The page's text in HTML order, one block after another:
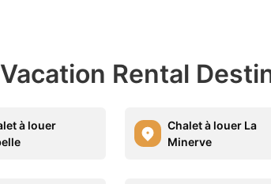
Rental
à louer
Chalet à louer La
Minerve